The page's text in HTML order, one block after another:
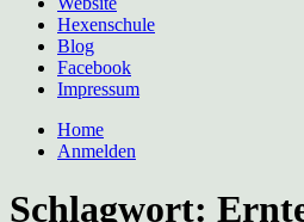
Hexenschule
Blog
Facebook
Impressum
Home
Anmelden
Schlagwort: